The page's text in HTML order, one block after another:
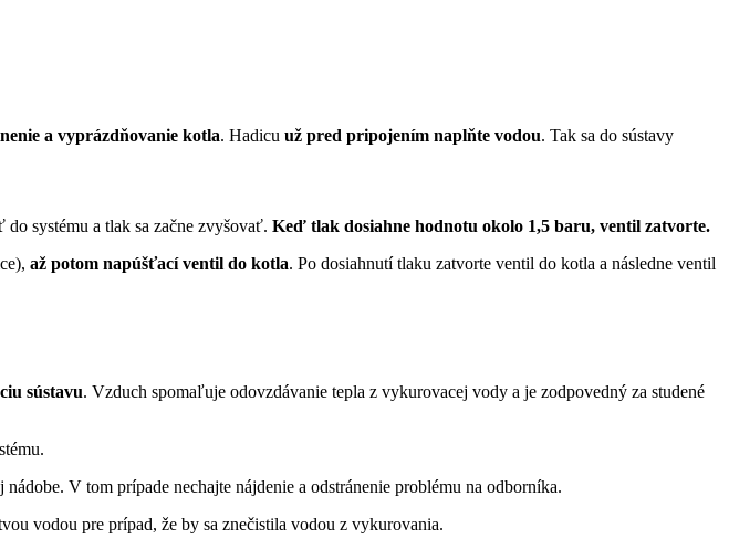
a vyprázdňovanie kotla. Hadicu už pred pripojením naplňte vodou. Tak sa do sústavy
systému a tlak sa začne zvyšovať. Keď tlak dosiahne hodnotu okolo 1,5 baru, ventil zatvorte.
až potom napúšťací ventil do kotla. Po dosiahnutí tlaku zatvorte ventil do kotla a následne ventil
sústavu. Vzduch spomaľuje odovzdávanie tepla z vykurovacej vody a je zodpovedný za studené
V tom prípade nechajte nájdenie a odstránenie problému na odborníka.
vodou pre prípad, že by sa znečistila vodou z vykurovania.